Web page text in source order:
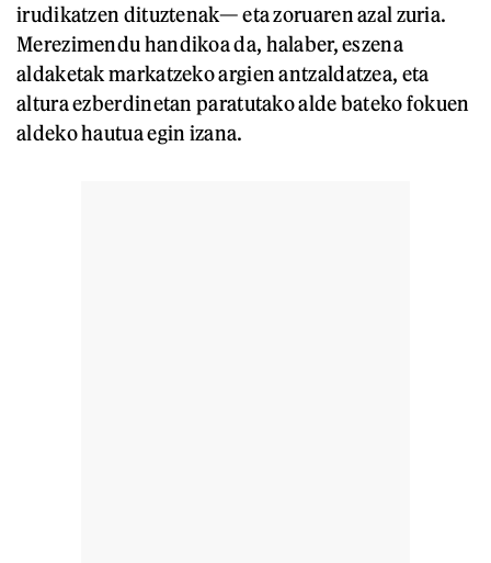
irudikatzen dituztenak— eta zoruaren azal zuria.
Merezimendu handikoa da, halaber, eszena
aldaketak markatzeko argien antzaldatzea, eta
altura ezberdinetan paratutako alde bateko fokuen
aldeko hautua egin izana.